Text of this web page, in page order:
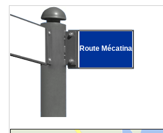
Route Mécatina